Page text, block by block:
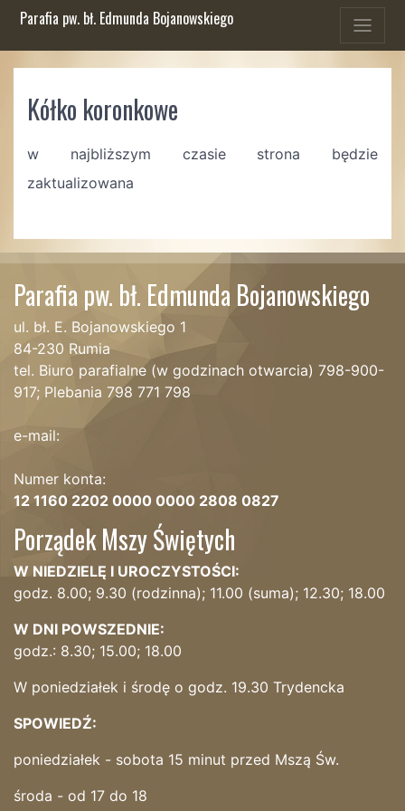
Parafia pw. bł. Edmunda Bojanowskiego
Kółko koronkowe
w najbliższym czasie strona będzie
zaktualizowana
Parafia pw. bł. Edmunda Bojanowskiego
ul. bł. E. Bojanowskiego 1
84-230 Rumia
tel. Biuro parafialne (w godzinach otwarcia) 798-900-
917; Plebania 798 771 798
e-mail:
Numer konta:
12 1160 2202 0000 0000 2808 0827
Porządek Mszy Świętych
W NIEDZIELĘ I UROCZYSTOŚCI:
godz. 8.00; 9.30 (rodzinna); 11.00 (suma); 12.30; 18.00
W DNI POWSZEDNIE:
godz.: 8.30; 15.00; 18.00
W poniedziałek i środę o godz. 19.30 Trydencka
SPOWIEDŹ:
poniedziałek - sobota 15 minut przed Mszą Św.
środa - od 17 do 18